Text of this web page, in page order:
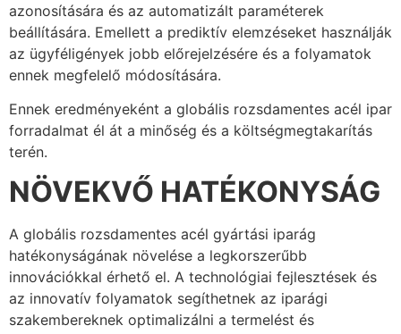
azonosítására és az automatizált paraméterek
beállítására. Emellett a prediktív elemzéseket használják
az ügyféligények jobb előrejelzésére és a folyamatok
ennek megfelelő módosítására.
Ennek eredményeként a globális rozsdamentes acél ipar
forradalmat él át a minőség és a költségmegtakarítás
terén.
NÖVEKVŐ HATÉKONYSÁG
A globális rozsdamentes acél gyártási iparág
hatékonyságának növelése a legkorszerűbb
innovációkkal érhető el. A technológiai fejlesztések és
az innovatív folyamatok segíthetnek az iparági
szakembereknek optimalizálni a termelést és